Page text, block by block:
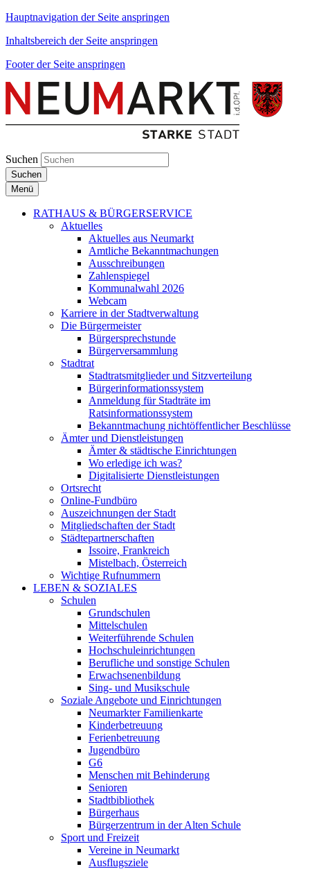
Hauptnavigation der Seite anspringen
Inhaltsbereich der Seite anspringen
Footer der Seite anspringen
Suchen
Suchen
Menü
RATHAUS & BÜRGERSERVICE
Aktuelles
Aktuelles aus Neumarkt
Amtliche Bekanntmachungen
Ausschreibungen
Zahlenspiegel
Kommunalwahl 2026
Webcam
Karriere in der Stadtverwaltung
Die Bürgermeister
Bürgersprechstunde
Bürgerversammlung
Stadtrat
Stadtratsmitglieder und Sitzverteilung
Bürgerinformationssystem
Anmeldung für Stadträte im
Ratsinformationssystem
Bekanntmachung nichtöffentlicher Beschlüsse
Ämter und Dienstleistungen
Ämter & städtische Einrichtungen
Wo erledige ich was?
Digitalisierte Dienstleistungen
Ortsrecht
Online-Fundbüro
Auszeichnungen der Stadt
Mitgliedschaften der Stadt
Städtepartnerschaften
Issoire, Frankreich
Mistelbach, Österreich
Wichtige Rufnummern
LEBEN & SOZIALES
Schulen
Grundschulen
Mittelschulen
Weiterführende Schulen
Hochschuleinrichtungen
Berufliche und sonstige Schulen
Erwachsenenbildung
Sing- und Musikschule
Soziale Angebote und Einrichtungen
Neumarkter Familienkarte
Kinderbetreuung
Ferienbetreuung
Jugendbüro
G6
Menschen mit Behinderung
Senioren
Stadtbibliothek
Bürgerhaus
Bürgerzentrum in der Alten Schule
Sport und Freizeit
Vereine in Neumarkt
Ausflugsziele